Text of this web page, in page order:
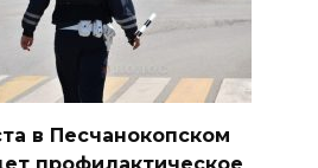
работать
НОВОСТЕЙ
в Песчанокопском